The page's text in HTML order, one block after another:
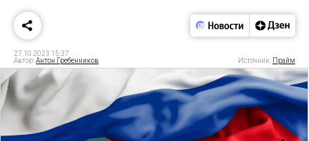
27.10.2023 15:37
Автор:Антон Гребенников Источник: Прайм